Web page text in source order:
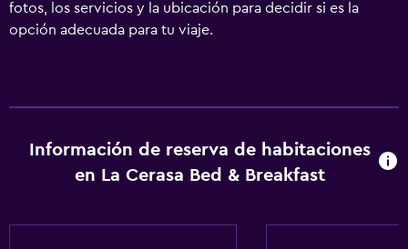
fotos, los servicios y la ubicación para decidir si es la
opción adecuada para tu viaje.
Información de reserva de habitaciones
en La Cerasa Bed & Breakfast